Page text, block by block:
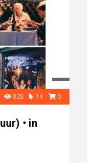
828 14 0
• in